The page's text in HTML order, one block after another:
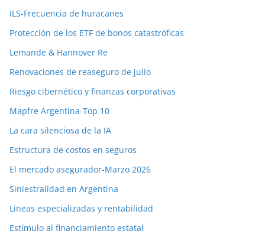
ILS-Frecuencia de huracanes
Protección de los ETF de bonos catastróficas
Lemande & Hannover Re
Renovaciones de reaseguro de julio
Riesgo cibernético y finanzas corporativas
Mapfre Argentina-Top 10
La cara silenciosa de la IA
Estructura de costos en seguros
El mercado asegurador-Marzo 2026
Siniestralidad en Argentina
Líneas especializadas y rentabilidad
Estímulo al financiamiento estatal